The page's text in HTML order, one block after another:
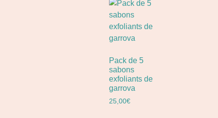
Pack de 5
sabons
exfoliants de
garrova
25,00€